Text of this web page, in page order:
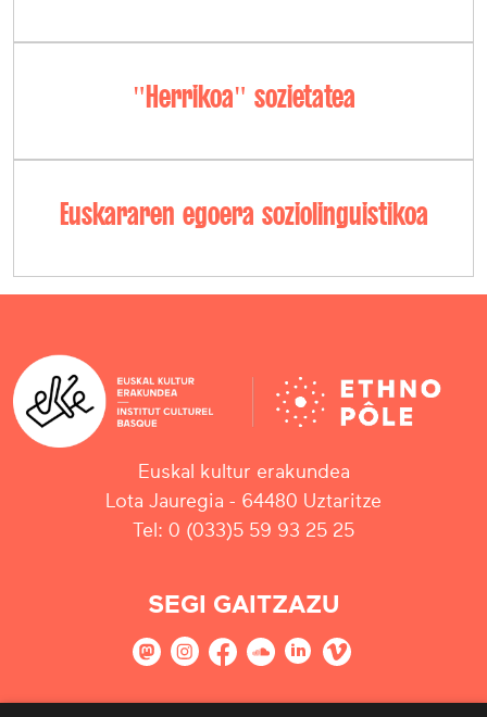
"Herrikoa" sozietatea
Euskararen egoera soziolinguistikoa
Euskal kultur erakundea
Lota Jauregia - 64480 Uztaritze
Tel: 0 (033)5 59 93 25 25
SEGI GAITZAZU